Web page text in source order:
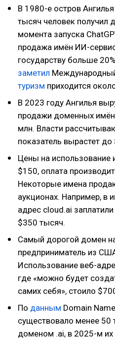
В 1980-е остров
тысяч человек получил
момента запуска
продажа имён ИИ-
государству больше
заметил
туризм приходится
В 2023 году Ангилья
продажи доменных
млн. Власти
показатель вырастет
Цены на использование
$150, оплата
Некоторые имена
аукционах. Например, в
адрес cloud.ai
$350 тысяч.
Самый дорогой домен
предприниматель из
Использование веб-
где «можно будет
самих себя», стоило
По данным Domain
существовало менее 50
доменом .ai, в 2025-м